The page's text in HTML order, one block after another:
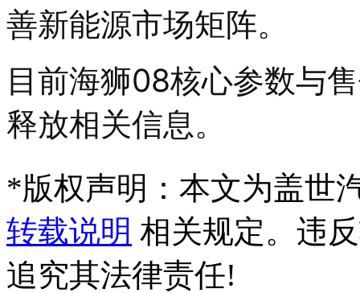
善新能源市场矩阵。
目前海狮08核心参数与
释放相关信息。
*版权声明：本文为盖世
转载说明 相关规定。违
追究其法律责任!